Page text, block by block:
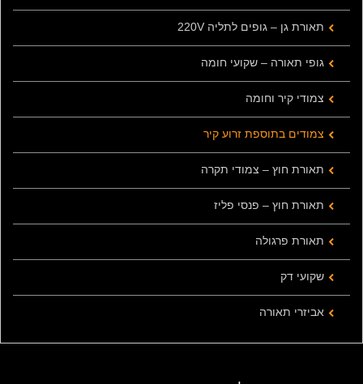
תאורת גן – גופים לתליה 220V
גופי תאורה – שקועי חומה
צמודי קיר וחומה
צמודים בתוספת זרוע קיר
תאורת חוץ – צמודי תקרה
תאורת חוץ – פנסי פליז
תאורת פרגולה
שקועי דק
אביזרי תאורה